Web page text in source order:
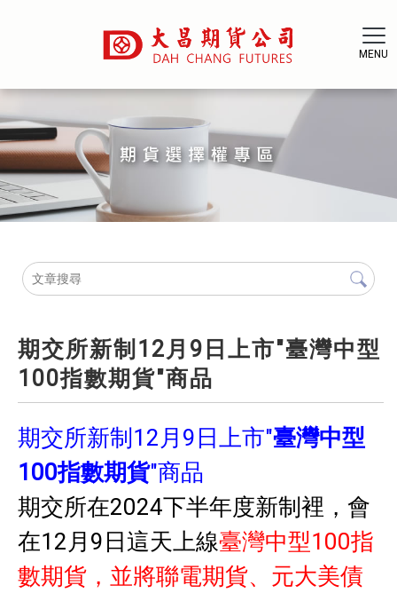
期交所新制12月9日上市"臺灣中型
100指數期貨"商品
期交所新制12月9日上市"臺灣中型
100指數期貨"商品
期交所在2024下半年度新制裡，會
在12月9日這天上線臺灣中型100指
數期貨，並將聯電期貨、元大美債